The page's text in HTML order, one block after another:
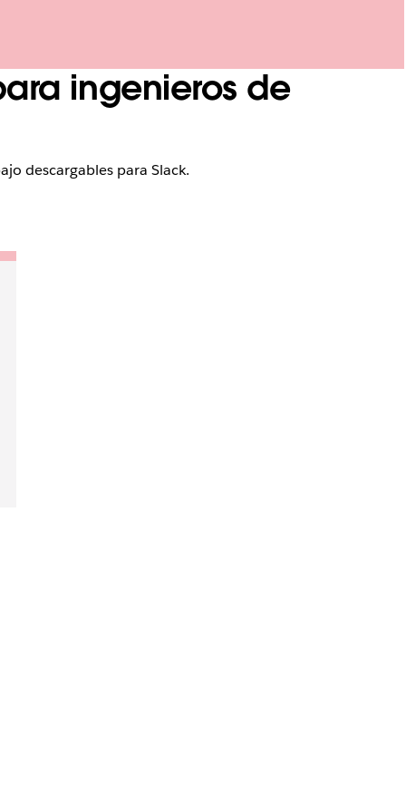
ingenieros de
descargables para Slack.